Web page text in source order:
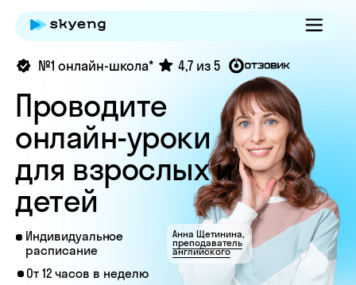
Индивидуальное
расписание
От 12 часов в неделю
Доход от 65 900 до 134 356 ₽,
сумма зависит от направления и нагрузки
4,7 из 5
Проводите
онлайн-уроки
для взрослых и
детей
Анна Щетинина,
преподаватель